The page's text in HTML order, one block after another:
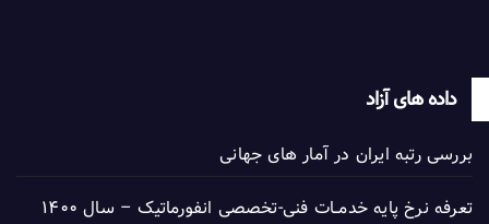
داده های آزاد
بررسی رتبه ایران در آمار های جهانی
تعرفه نرخ پایه خدمــات فنی-تخصصی انفورماتیک – سال ۱۴۰۰